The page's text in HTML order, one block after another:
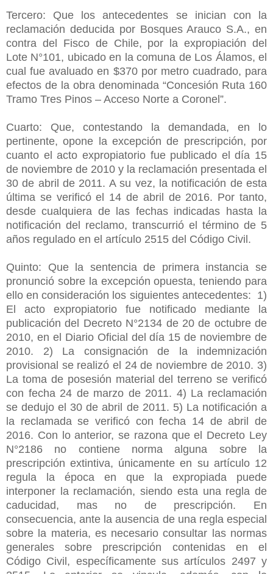
Tercero: Que los antecedentes se inician con la
reclamación deducida por Bosques Arauco S.A., en
contra del Fisco de Chile, por la expropiación del
Lote N°101, ubicado en la comuna de Los Álamos, el
cual fue avaluado en $370 por metro cuadrado, para
efectos de la obra denominada “Concesión Ruta 160
Tramo Tres Pinos – Acceso Norte a Coronel”.
Cuarto: Que, contestando la demandada, en lo
pertinente, opone la excepción de prescripción, por
cuanto el acto expropiatorio fue publicado el día 15
de noviembre de 2010 y la reclamación presentada el
30 de abril de 2011. A su vez, la notificación de esta
última se verificó el 14 de abril de 2016. Por tanto,
desde cualquiera de las fechas indicadas hasta la
notificación del reclamo, transcurrió el término de 5
años regulado en el artículo 2515 del Código Civil.
Quinto: Que la sentencia de primera instancia se
pronunció sobre la excepción opuesta, teniendo para
ello en consideración los siguientes antecedentes: 1)
El acto expropiatorio fue notificado mediante la
publicación del Decreto N°2134 de 20 de octubre de
2010, en el Diario Oficial del día 15 de noviembre de
2010. 2) La consignación de la indemnización
provisional se realizó el 24 de noviembre de 2010. 3)
La toma de posesión material del terreno se verificó
con fecha 24 de marzo de 2011. 4) La reclamación
se dedujo el 30 de abril de 2011. 5) La notificación a
la reclamada se verificó con fecha 14 de abril de
2016. Con lo anterior, se razona que el Decreto Ley
N°2186 no contiene norma alguna sobre la
prescripción extintiva, únicamente en su artículo 12
regula la época en que la expropiada puede
interponer la reclamación, siendo esta una regla de
caducidad, mas no de prescripción. En
consecuencia, ante la ausencia de una regla especial
sobre la materia, es necesario consultar las normas
generales sobre prescripción contenidas en el
Código Civil, específicamente sus artículos 2497 y